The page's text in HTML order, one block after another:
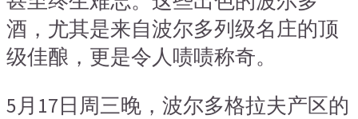
酒，尤其是来自波尔多列级名庄的顶
级佳酿 ， 更是令人啧啧称奇。
5月17日周三晚，波尔多格拉夫产区的